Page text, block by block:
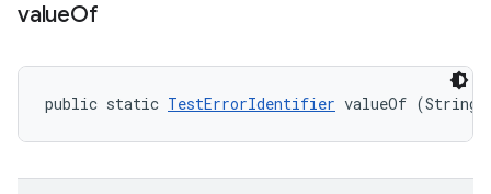
valueOf
public static TestErrorIdentifier valueOf (String